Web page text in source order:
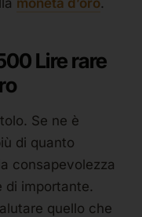
moneta d’oro.
Lire rare
Se ne è
di quanto
consapevolezza
di importante.
quello che